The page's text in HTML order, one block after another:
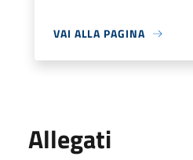
VAI ALLA PAGINA
Allegati